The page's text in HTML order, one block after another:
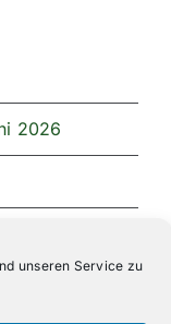
unseren Service zu
2026